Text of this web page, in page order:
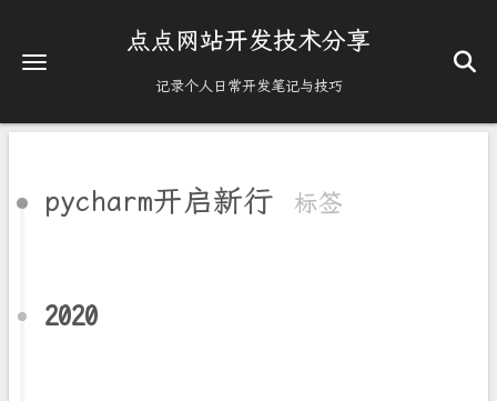
点点网站开发技术分享
记录个人日常开发笔记与技巧
pycharm开启新行 标签
2020